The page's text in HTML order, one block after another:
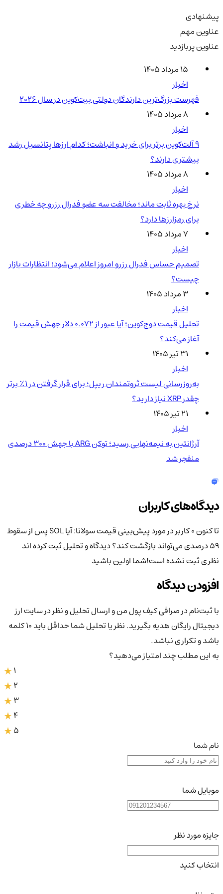
پیشنهادی
عناوین مهم
عناوین پربازدید
۱۵ مرداد ۱۴۰۵
اخبار
فهرست بزرگ‌ترین دارندگان دولتی بیت‌کوین در سال 2026
۸ مرداد ۱۴۰۵
اخبار
۹ آلت‌کوین برتر برای خرید و انباشت؛ کدام ارزها پتانسیل رشد
بیشتری دارند؟
۸ مرداد ۱۴۰۵
اخبار
نرخ بهره ثابت ماند؛ مخالفت سه عضو فدرال رزرو چه خطری
برای رمزارزها دارد؟
۷ مرداد ۱۴۰۵
اخبار
تصمیم حساس فدرال رزرو امروز اعلام می‌شود؛ انتظارات بازار
چیست؟
۳ مرداد ۱۴۰۵
اخبار
تحلیل قیمت دوج‌کوین؛ آیا عبور از ۰.۰۷۲ دلار جهش قیمت را
آغاز می‌کند؟
۳۱ تیر ۱۴۰۵
اخبار
به‌روزرسانی لیست ثروتمندان ریپل؛ برای قرار گرفتن در ۱٪ برتر
چقدر XRP نیاز دارید؟
۲۱ تیر ۱۴۰۵
اخبار
آرژانتین به نیمه‌نهایی رسید؛ توکن ARG با جهش ۳۰۰ درصدی
منفجر شد
دیدگاه‌های کاربران
تا کنون 0 کاربر در مورد
پیش‌بینی قیمت سولانا: آیا SOL پس از سقوط
۵۹ درصدی می‌تواند بازگشت کند؟
دیدگاه و تحلیل ثبت کرده اند
نظری ثبت نشده است!شما اولین باشید
افزودن دیدگاه
با ثبت‌نام در صرافی کیف پول من و ارسال تحلیل و نظر در سایت ارز
دیجیتال رایگان هدیه بگیرید. نظر یا تحلیل شما حداقل باید ۱۰ کلمه
باشد و تکراری نباشد.
به این مطلب چند امتیاز می‌دهید؟
3
4
5
نام شما
موبایل شما
جایزه مورد نظر
انتخاب کنید